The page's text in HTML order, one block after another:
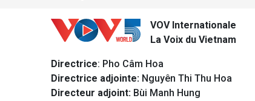
VOV Internationale
La Voix du Vietnam
Directrice: Pho Câm Hoa
Directrice adjointe: Nguyên Thi Thu Hoa
Directeur adjoint: Bùi Manh Hung